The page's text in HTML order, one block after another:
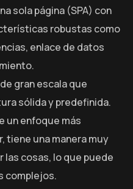
sola página (SPA) con
robustas como
enlace de datos
gran escala que
sólida y predefinida.
un enfoque más
tiene una manera muy
cosas, lo que puede
complejos.